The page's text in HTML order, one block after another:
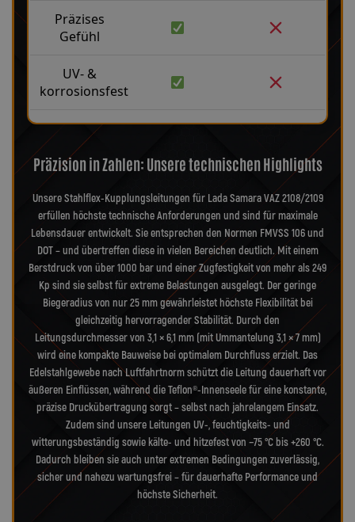
Präzises
Gefühl
UV- &
korrosionsfest
Präzision in Zahlen: Unsere technischen Highlights
Unsere Stahlflex-Kupplungsleitungen für Lada Samara VAZ 2108/2109
erfüllen höchste technische Anforderungen und sind für maximale
Lebensdauer entwickelt. Sie entsprechen den Normen FMVSS 106 und
DOT – und übertreffen diese in vielen Bereichen deutlich. Mit einem
Berstdruck von über 1000 bar und einer Zugfestigkeit von mehr als 249
Kp sind sie selbst für extreme Belastungen ausgelegt. Der geringe
Biegeradius von nur 25 mm gewährleistet höchste Flexibilität bei
gleichzeitig hervorragender Stabilität. Durch den
Leitungsdurchmesser von 3,1 × 6,1 mm (mit Ummantelung 3,1 × 7 mm)
wird eine kompakte Bauweise bei optimalem Durchfluss erzielt. Das
Edelstahlgewebe nach Luftfahrtnorm schützt die Leitung dauerhaft vor
äußeren Einflüssen, während die Teflon®-Innenseele für eine konstante,
präzise Druckübertragung sorgt – selbst nach jahrelangem Einsatz.
Zudem sind unsere Leitungen UV-, feuchtigkeits- und
witterungsbeständig sowie kälte- und hitzefest von −75 °C bis +260 °C.
Dadurch bleiben sie auch unter extremen Bedingungen zuverlässig,
sicher und nahezu wartungsfrei – für dauerhafte Performance und
höchste Sicherheit.